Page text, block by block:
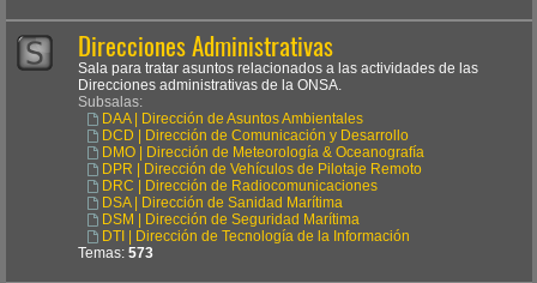
Direcciones Administrativas
Sala para tratar asuntos relacionados a las actividades de las
Direcciones administrativas de la ONSA.
Subsalas:
DAA | Dirección de Asuntos Ambientales
DCD | Dirección de Comunicación y Desarrollo
DMO | Dirección de Meteorología & Oceanografía
DPR | Dirección de Vehículos de Pilotaje Remoto
DRC | Dirección de Radiocomunicaciones
DSA | Dirección de Sanidad Marítima
DSM | Dirección de Seguridad Marítima
DTI | Dirección de Tecnología de la Información
Temas: 573